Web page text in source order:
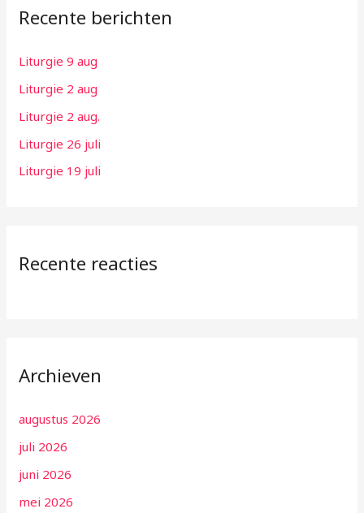
n
a
r
:
Recente berichten
Liturgie 9 aug
Liturgie 2 aug
Liturgie 2 aug.
Liturgie 26 juli
Liturgie 19 juli
Recente reacties
Archieven
augustus 2026
juli 2026
juni 2026
mei 2026